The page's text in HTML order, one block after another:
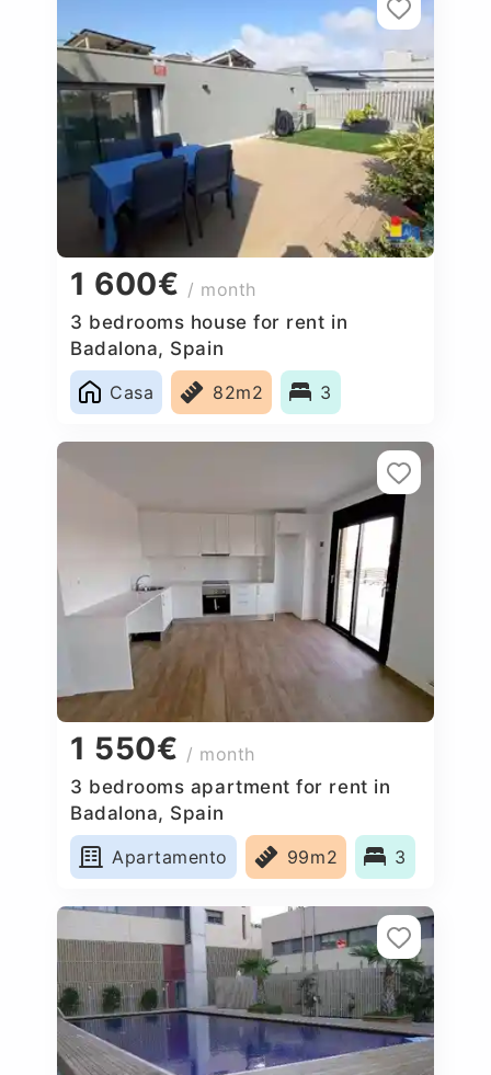
1 600€ / month
3 bedrooms house for rent in
Badalona, Spain
Casa
82m2 3
1 550€ / month
3 bedrooms apartment for rent in
Badalona, Spain
Apartamento
99m2 3